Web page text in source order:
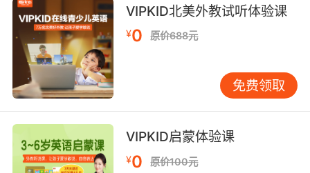
如何让孩子爱上读书，重要的不是一份份标准的
满分答卷，而是通过读书的方式让孩子获得知识
的同时，拥有沟通交流的能力，从而使得读书变
成一件良性循环有趣的事情。从读书到爱读书到
爱动脑爱探索的过程。如何让孩子爱上读书，家
长们以身作则也很重要哦，适当放下工作、放下
手机，以积极的状态以榜样的姿态去陪伴与引导
孩子。
VIPKID北美外教试听体验课
¥0 原价688元
免费领取
VIPKID启蒙体验课
¥0 原价100元